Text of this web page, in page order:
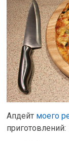
Апдейт моего
приготовлений: